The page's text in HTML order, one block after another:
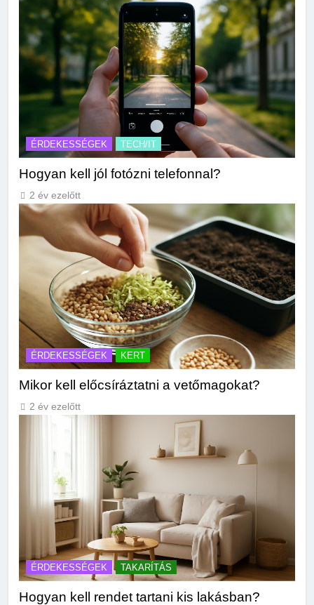
ÉRDEKESSÉGEK TECH/IT
Hogyan kell jól fotózni telefonnal?
2 év ezelőtt
ÉRDEKESSÉGEK KERT
Mikor kell előcsíráztatni a vetőmagokat?
2 év ezelőtt
ÉRDEKESSÉGEK TAKARÍTÁS
Hogyan kell rendet tartani kis lakásban?